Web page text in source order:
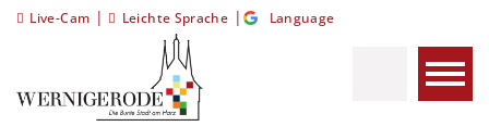
Live-Cam | Leichte Sprache | Language